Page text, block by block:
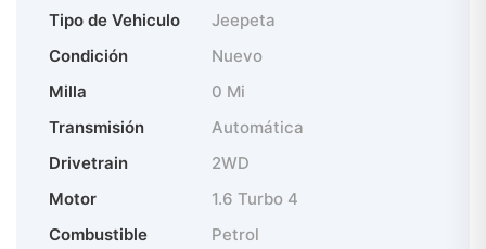
Tipo de Vehiculo
Jeepeta
Condición
Nuevo
Milla
0 Mi
Transmisión
Automática
Drivetrain
2WD
Motor
1.6 Turbo 4
Combustible
Petrol